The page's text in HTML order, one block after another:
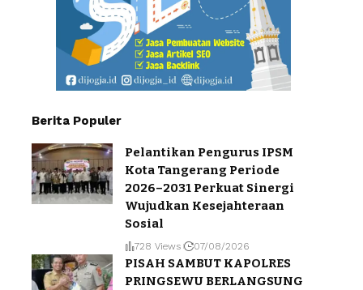
Berita Populer
Pelantikan Pengurus IPSM
Kota Tangerang Periode
2026–2031 Perkuat Sinergi
Wujudkan Kesejahteraan
Sosial
728 Views 07/08/2026
PISAH SAMBUT KAPOLRES
PRINGSEWU BERLANGSUNG